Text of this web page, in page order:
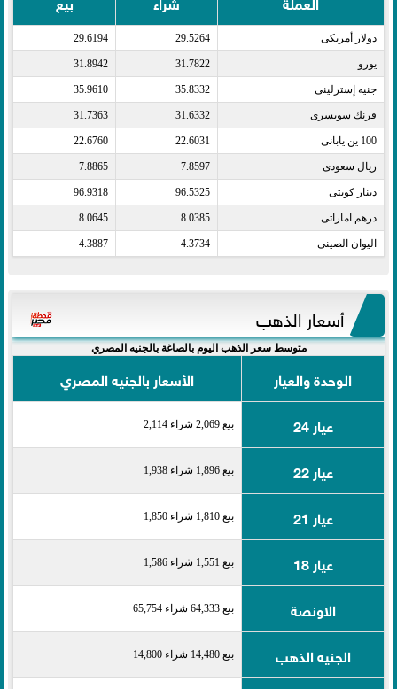
دولار أمريكى​ 29.5264
29.6194
يورو​ 31.7822
31.8942
جنيه إسترلينى​ 35.8332
35.9610
فرنك سويسرى​ 31.6332
31.7363
100 ين يابانى​ 22.6031
22.6760
ريال سعودى​ 7.8597
7.8865
دينار كويتى​ 96.5325
96.9318
درهم اماراتى​ 8.0385
8.0645
اليوان الصينى​ 4.3734
4.3887
أسعار الذهب
متوسط سعر الذهب اليوم بالصاغة بالجنيه المصري
الوحدة والعيار
الأسعار بالجنيه المصري
عيار 24
بيع 2,069 شراء 2,114
عيار 22 بيع 1,896 شراء 1,938
عيار 21 بيع 1,810 شراء 1,850
عيار 18 بيع 1,551 شراء 1,586
الاونصة بيع 64,333 شراء 65,754
الجنيه الذهب بيع 14,480 شراء 14,800